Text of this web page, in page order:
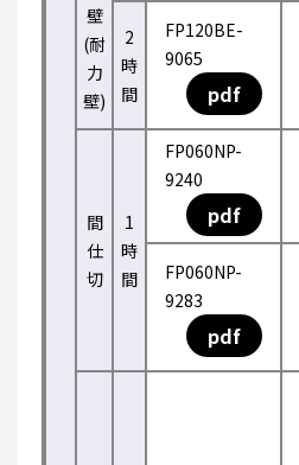
壁
(耐
力
壁)
2
時
間
FP120BE-
9065
pdf
間
仕
切
1
時
間
FP060NP-
9240
pdf
FP060NP-
9283
pdf